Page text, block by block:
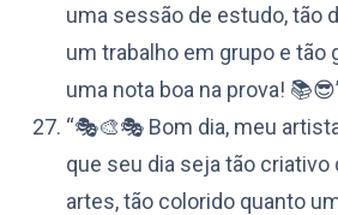
uma sessão de estudo, tão
um trabalho em grupo e tão
uma nota boa na prova!
“🎭🎨🎭 Bom dia, meu
que seu dia seja tão criativo
artes, tão colorido quanto